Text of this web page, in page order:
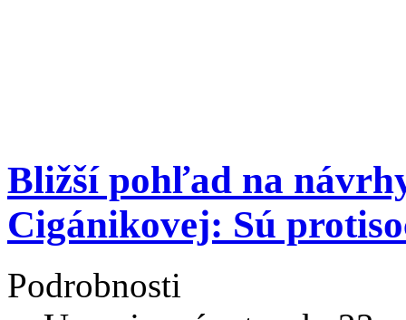
Bližší pohľad na
Cigánikovej: Sú
Podrobnosti